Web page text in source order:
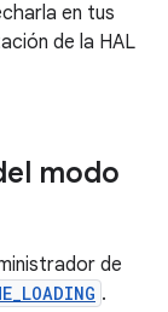
en tus
de la HAL
modo
de
.